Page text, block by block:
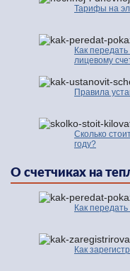
Тарифы на
Как
лицевому
Правила
Сколько
году?
О счетчиках на
Как передать
Как